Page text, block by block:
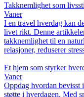
Takknemlighet som
Vaner
I en travel hverdag kan
livet rikt. Denne
takknemlighet til en
relasjoner, reduserer
Et hjem som styrker
Vaner
Oppdag hvordan bevisst
støtte i hverdagen. Med